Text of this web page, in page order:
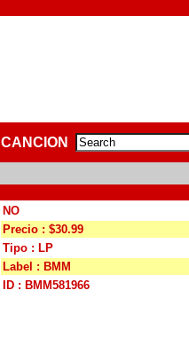
CANCION
NO
Precio : $30.99
Tipo : LP
Label : BMM
ID : BMM581966